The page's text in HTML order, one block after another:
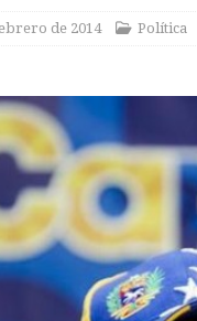
de 2014 Política